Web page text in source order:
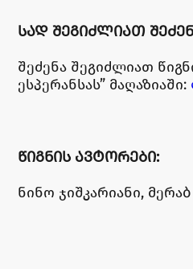
ᲡᲐᲓ ᲨᲔᲒᲘᲫᲚᲘᲐᲗ
შეძენა შეგიძლიათ
ესპერანსას” მაღაზიაში:
ᲬᲘᲒᲜᲘᲡ ᲐᲕᲢᲝᲠᲔᲑᲘ:
ნინო ჯიშკარიანი, მერაბ